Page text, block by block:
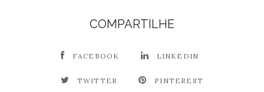
COMPARTILHE
FACEBOOK LINKEDIN
TWITTER PINTEREST